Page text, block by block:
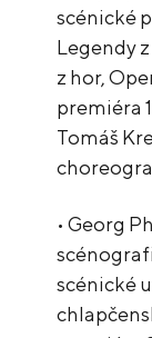
scénické
Legendy
z hor,
premiéra
Tomáš
• Georg
scénické